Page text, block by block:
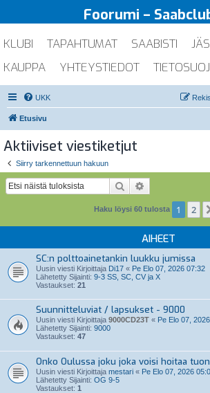
Foorumi –
KLUBI TAPAHTUMAT SAABISTI
KAUPPA
YHTEYSTIEDOT
UKK
Etusivu
Aktiiviset viestiketjut
Siirry tarkennettuun hakuun
Etsi
Haku löysi 60 tulosta 1 2
AIHEET
SC:n polttoainetankin luukku jumissa
Uusin viesti Kirjoittaja Di17 « Pe Elo 07, 2026 07:32
Lähetetty Sijainti: 9-3 SS, SC, CV ja X
Vastaukset: 21
Suunnitteluviat / lapsukset - 9000
Uusin viesti Kirjoittaja 9000CD23T « Pe Elo 07,
Lähetetty Sijainti: 9000
Vastaukset: 47
Onko Oulussa joku joka voisi hoitaa
Uusin viesti Kirjoittaja mestari « Pe Elo 07, 2026
Lähetetty Sijainti: OG 9-5
Vastaukset: 1